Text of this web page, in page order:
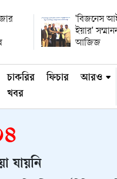
'বিজনেস
ইয়ার'
আজিজ
চাকরির
খবর
ফিচার আরও
যায়নি